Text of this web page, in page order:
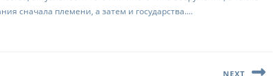
сначала племени, а затем и государства....
NEXT